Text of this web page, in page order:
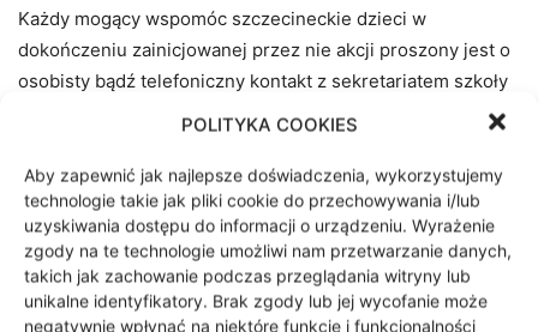
POLITYKA COOKIES
Aby zapewnić jak najlepsze doświadczenia, wykorzystujemy
technologie takie jak pliki cookie do przechowywania i/lub
uzyskiwania dostępu do informacji o urządzeniu. Wyrażenie
zgody na te technologie umożliwi nam przetwarzanie danych,
takich jak zachowanie podczas przeglądania witryny lub
unikalne identyfikatory. Brak zgody lub jej wycofanie może
negatywnie wpłynąć na niektóre funkcje i funkcjonalności
Każdy mogący wspomóc szczecineckie dzieci w
dokończeniu zainicjowanej przez nie akcji proszony jest o
osobisty bądź telefoniczny kontakt z sekretariatem szkoły
(tel. 94 37 235 89). Więcej szczegółów w naszym